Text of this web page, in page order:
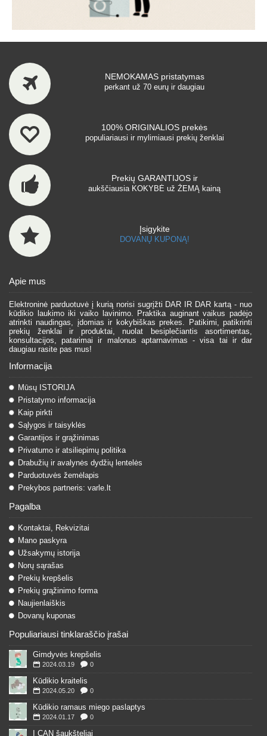
NEMOKAMAS pristatymas
perkant už 70 eurų ir daugiau
100% ORIGINALIOS prekės
populiariausi ir mylimiausi prekių ženklai
Prekių GARANTIJOS ir
aukščiausia KOKYBĖ už ŽEMĄ kainą
Įsigykite
DOVANŲ KUPONĄ!
Apie mus
Elektroninė parduotuvė į kurią norisi sugrįžti DAR IR DAR kartą - nuo
kūdikio laukimo iki vaiko lavinimo. Praktika auginant vaikus padėjo
atrinkti naudingas, įdomias ir kokybiškas prekes. Patikimi, patikrinti
prekių ženklai ir produktai, nuolat besiplečiantis asortimentas,
konsultacijos, patarimai ir malonus aptarnavimas - visa tai ir dar
daugiau rasite pas mus!
Informacija
Mūsų ISTORIJA
Pristatymo informacija
Kaip pirkti
Sąlygos ir taisyklės
Garantijos ir grąžinimas
Privatumo ir atsiliepimų politika
Drabužių ir avalynės dydžių lentelės
Parduotuvės žemėlapis
Prekybos partneris: varle.lt
Pagalba
Kontaktai, Rekvizitai
Mano paskyra
Užsakymų istorija
Norų sąrašas
Prekių krepšelis
Prekių grąžinimo forma
Naujienlaiškis
Dovanų kuponas
Populiariausi tinklaraščio įrašai
Gimdyvės krepšelis
2024.03.19 0
Kūdikio kraitelis
2024.05.20 0
Kūdikio ramaus miego paslaptys
2024.01.17 0
I CAN šaukšteliai